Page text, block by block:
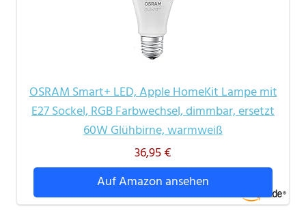
OSRAM Smart+ LED, Apple HomeKit Lampe mit
E27 Sockel, RGB Farbwechsel, dimmbar, ersetzt
60W Glühbirne, warmweiß
36,95 €
Auf Amazon ansehen